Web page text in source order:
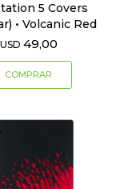
5 Covers
• Volcanic Red
USD 49,00